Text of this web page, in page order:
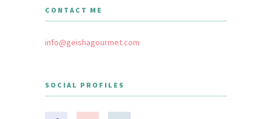
CONTACT ME
info@geishagourmet.com
SOCIAL PROFILES